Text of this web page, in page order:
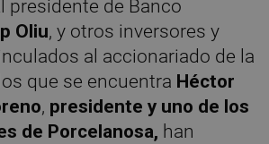
presidente de Banco
Oliu, y otros inversores y
al accionariado de la
que se encuentra Héctor
, presidente y uno de los
de Porcelanosa, han